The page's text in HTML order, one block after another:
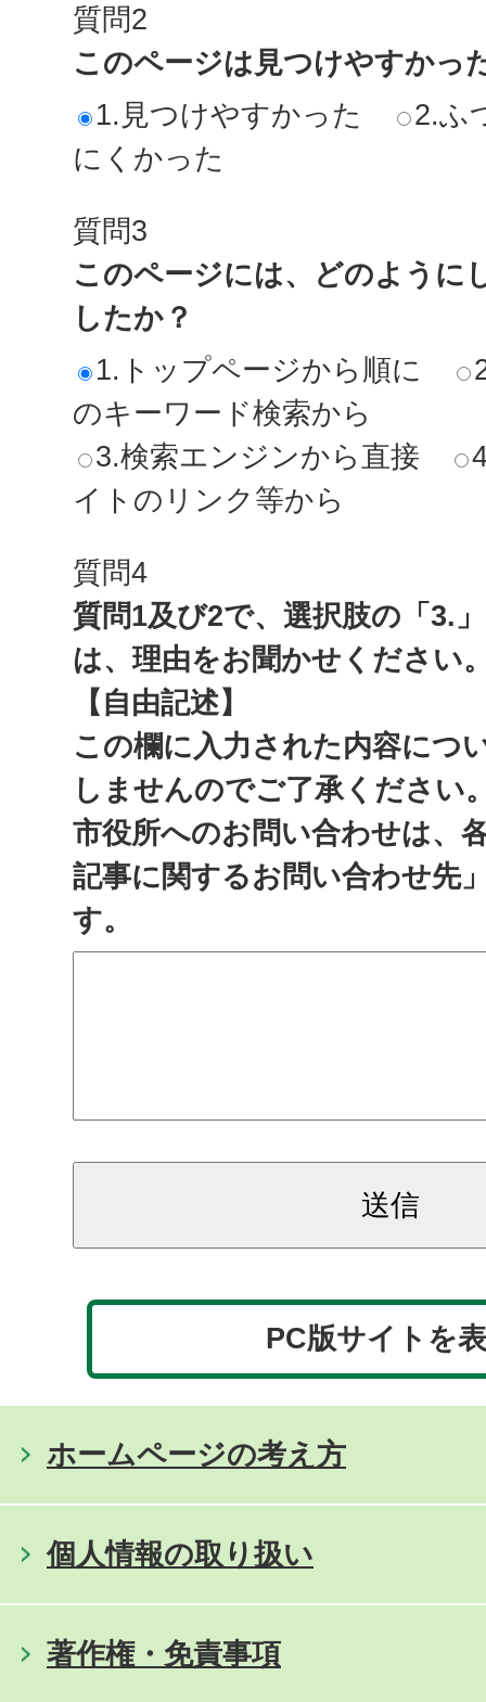
質問2
このページは見つけやすかっ
1.見つけやすかった
2.ふ
にくかった
質問3
このページには、どのように
したか？
1.トップページから順に
のキーワード検索から
3.検索エンジンから直接
イトのリンク等から
質問4
質問1及び2で、選択肢の「3.
は、理由をお聞かせください
【自由記述】
この欄に入力された内容につ
しませんのでご了承ください
市役所へのお問い合わせは、
記事に関するお問い合わせ先
す。
PC版サイトを
ホームページの考え方
個人情報の取り扱い
著作権・免責事項